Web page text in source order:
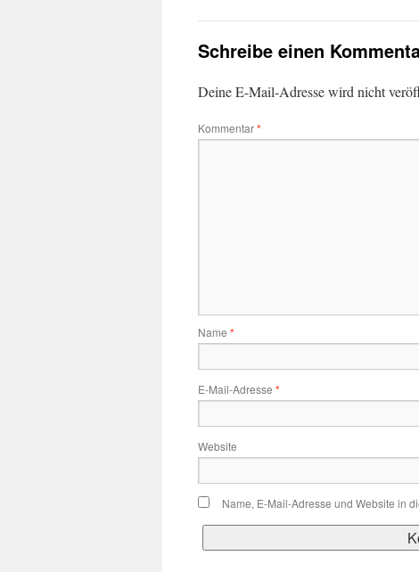
Schreibe einen
Deine E-Mail-Adresse wird nicht
Kommentar*
Name *
E-Mail-Adresse *
Website
Name, E-Mail-Adresse und Website in